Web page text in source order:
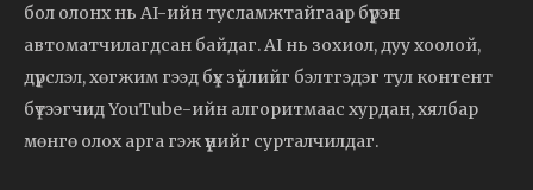
бол олонх нь AI-ийн тусламжтайгаар бүрэн
автоматчилагдсан байдаг. AI нь зохиол, дуу хоолой,
дүрслэл, хөгжим гээд бүх зүйлийг бэлтгэдэг тул контент
бүтээгчид YouTube-ийн алгоритмаас хурдан, хялбар
мөнгө олох арга гэж үүнийг сурталчилдаг.